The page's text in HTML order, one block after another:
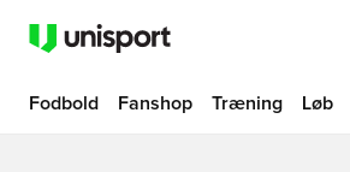
Fodbold Fanshop Træning Løb